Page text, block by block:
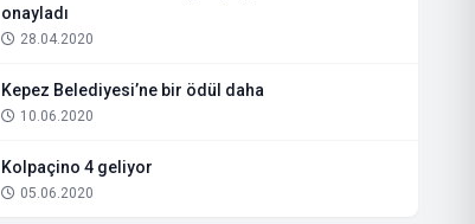
onayladı
28.04.2020
Kepez Belediyesi’ne bir ödül daha
10.06.2020
Kolpaçino 4 geliyor
05.06.2020